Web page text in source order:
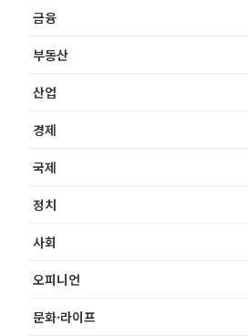
금융
부동산
산업
경제
국제
정치
사회
오피니언
문화·라이프